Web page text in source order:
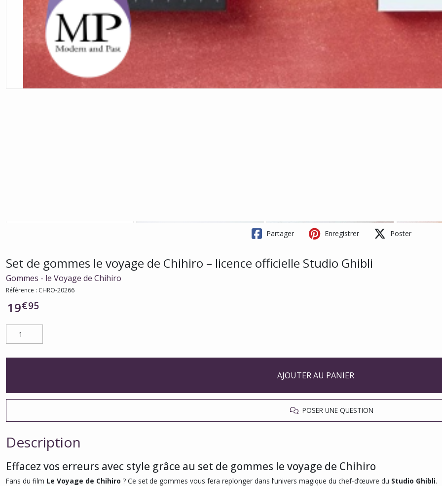
Partager Enregistrer Poster
Set de gommes le voyage de Chihiro – licence officielle Studio Ghibli
Gommes - le Voyage de Chihiro
Référence : CHRO-20266
19€95
AJOUTER AU PANIER
POSER UNE QUESTION
Description
Effacez vos erreurs avec style grâce au set de gommes le voyage de Chihiro
Fans du film Le Voyage de Chihiro ? Ce set de gommes vous fera replonger dans l’univers magique du chef-d’œuvre du Studio Ghibli.